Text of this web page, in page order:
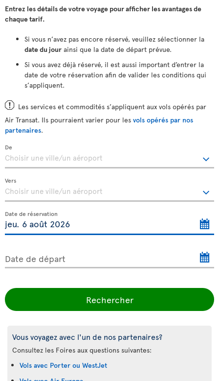
Entrez les détails de votre voyage pour afficher les avantages de
chaque tarif.
Si vous n’avez pas encore réservé, veuillez sélectionner la
date du jour ainsi que la date de départ prévue.
Si vous avez déjà réservé, il est aussi important d’entrer la
date de votre réservation afin de valider les conditions qui
s’appliquent.
Les services et commodités s’appliquent aux vols opérés par
Air Transat. Ils pourraient varier pour les vols opérés par nos
partenaires.
De
Vers
Date de réservation
Date de départ
Rechercher
Vous voyagez avec l'un de nos partenaires?
Consultez les Foires aux questions suivantes:
Vols avec Porter ou WestJet